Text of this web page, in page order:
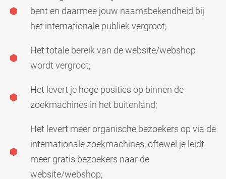
bent en daarmee jouw naamsbekendheid bij
het internationale publiek vergroot;
Het totale bereik van de website/webshop
wordt vergroot;
Het levert je hoge posities op binnen de
zoekmachines in het buitenland;
Het levert meer organische bezoekers op via de
internationale zoekmachines, oftewel je leidt
meer gratis bezoekers naar de
website/webshop;